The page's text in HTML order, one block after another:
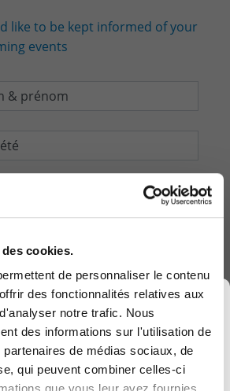
cookies.
de personnaliser le contenu
des fonctionnalités relatives aux
notre trafic. Nous
des informations sur l'utilisation de
de médias sociaux, de
qui peuvent combiner celles-ci
like to be kept informed of your
events